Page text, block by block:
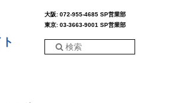
大阪: 072-955-4685 SP営業部
東京: 03-3663-9001 SP営業部